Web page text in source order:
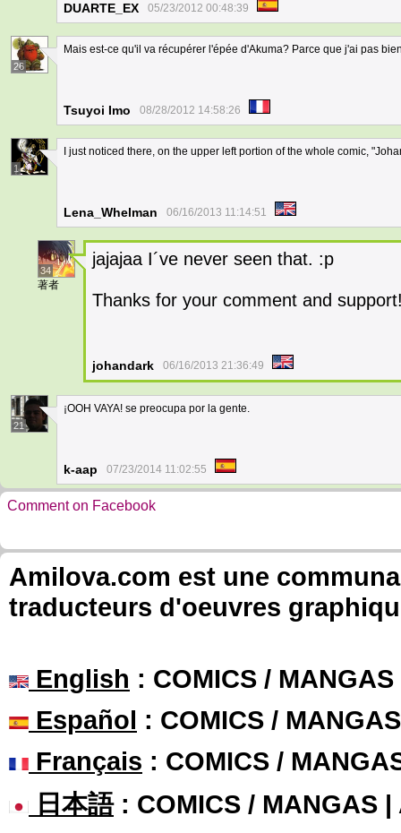
DUARTE_EX 05/23/2012 00:48:39
26
Mais est-ce qu'il va récupérer l'épée d'Akuma? Parce que j'ai pas
Tsuyoi Imo 08/28/2012 14:58:26
1
I just noticed there, on the upper left portion of the whole comic,
Lena_Whelman 06/16/2013 11:14:51
34
著者
jajajaa I´ve never seen that. :p
Thanks for your comment and
johandark 06/16/2013 21:36:49
21
¡OOH VAYA! se preocupa por la gente.
k-aap 07/23/2014 11:02:55
Comment on Facebook
Amilova.com est une
traducteurs d'oeuvres
English : COMICS /
Español : COMICS /
Français : COMICS /
日本語: COMICS / MANGAS |